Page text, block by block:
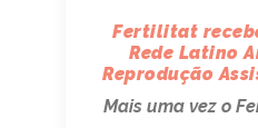
Fertilitat
Rede Latino
Reprodução
Mais uma vez o